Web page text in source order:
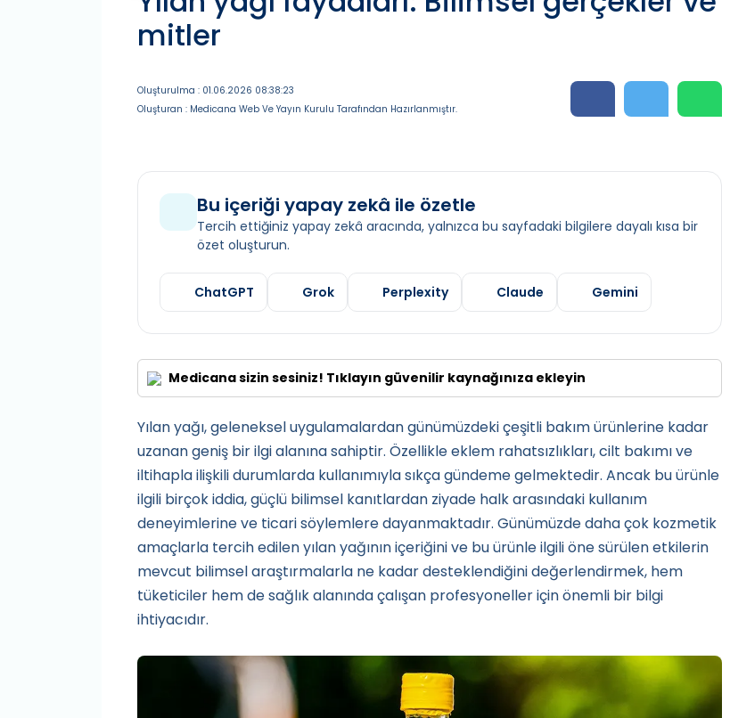
mitler
Oluşturulma : 01.06.2026 08:38:23
Oluşturan : Medicana Web Ve Yayın Kurulu Tarafından Hazırlanmıştır.
Bu içeriği yapay zekâ ile özetle
Tercih ettiğiniz yapay zekâ aracında, yalnızca bu sayfadaki bilgilere dayalı kısa bir
özet oluşturun.
ChatGPT Grok Perplexity Claude Gemini
Medicana sizin sesiniz! Tıklayın güvenilir kaynağınıza ekleyin
Yılan yağı, geleneksel uygulamalardan günümüzdeki çeşitli bakım ürünlerine kadar
uzanan geniş bir ilgi alanına sahiptir. Özellikle eklem rahatsızlıkları, cilt bakımı ve
iltihapla ilişkili durumlarda kullanımıyla sıkça gündeme gelmektedir. Ancak bu ürünle
ilgili birçok iddia, güçlü bilimsel kanıtlardan ziyade halk arasındaki kullanım
deneyimlerine ve ticari söylemlere dayanmaktadır. Günümüzde daha çok kozmetik
amaçlarla tercih edilen yılan yağının içeriğini ve bu ürünle ilgili öne sürülen etkilerin
mevcut bilimsel araştırmalarla ne kadar desteklendiğini değerlendirmek, hem
tüketiciler hem de sağlık alanında çalışan profesyoneller için önemli bir bilgi
ihtiyacıdır.